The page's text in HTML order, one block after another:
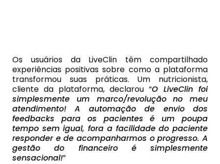
Os usuários da LiveClin têm compartilhado
experiências positivas sobre como a plataforma
transformou suas práticas. Um nutricionista,
cliente da plataforma, declarou “O LiveClin foi
simplesmente um marco/revolução no meu
atendimento! A automação de envio dos
feedbacks para os pacientes é um poupa
tempo sem igual, fora a facilidade do paciente
responder e de acompanharmos o progresso. A
gestão do financeiro é simplesmente
sensacional!”